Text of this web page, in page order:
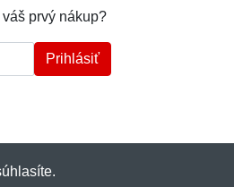
prvý nákup?
Prihlásiť